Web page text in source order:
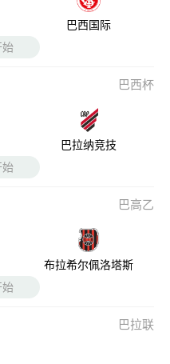
巴西国际
始
巴西杯
巴拉纳竞技
始
巴高乙
布拉希尔佩洛塔斯
始
巴拉联